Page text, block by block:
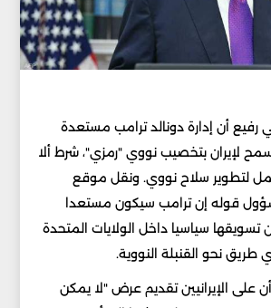
أن إدارة دونالد ترامب مستعدة
لإيران بتخصيب نووي "رمزي"، شرط ألا
لتطوير سلاح نووي. ونقل موقع
قوله إن ترامب سيكون مستعدا
سياسيا داخل الولايات المتحدة
نحو القنبلة النووية.
على الإيرانيين تقديم عرض "لا يمكن